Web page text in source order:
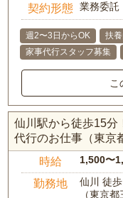
契約形態 業務委託
週2〜3日からOK 扶
家事代行スタッフ募集
こ
仙川駅から徒歩15分
代行のお仕事（東京
時給 1,500〜
勤務地
仙川 徒
（東京